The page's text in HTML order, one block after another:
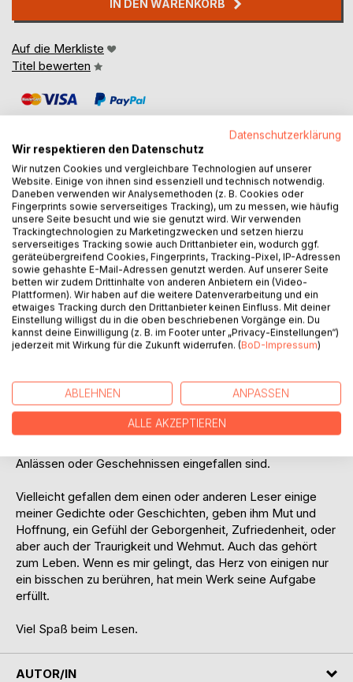
IN DEN WARENKORB
Auf die Merkliste
Titel bewerten
BESCHREIBUNG
Viele von uns haben sicherlich schon mal versucht, eine
kurze Geschichte aufzuschreiben oder zu dichten. Doch
solche Werke zu veröffentlichen ist nicht einfach. Dafür
muss schon eine Sammlung solcher Werke her, um damit
wenigstens ein dünnes Buch zu füllen.
Mit Hilfe eines einfachen Gedichts, wenn es gut und
kunstvoll verfasst ist, kann man seine Gefühle viel besser
und ergreifender ausdrücken, als mit tausend Worten. Bei
wenige Verse das Herz berühren, uns zum Nachdenken
und sogar zum Weinen bringen.
So habe auch ich versucht, ein wenig zu dichten und ein
Anlässen oder Geschehnissen eingefallen sind.
Vielleicht gefallen dem einen oder anderen Leser einige
meiner Gedichte oder Geschichten, geben ihm Mut und
Hoffnung, ein Gefühl der Geborgenheit, Zufriedenheit, oder
aber auch der Traurigkeit und Wehmut. Auch das gehört
zum Leben. Wenn es mir gelingt, das Herz von einigen nur
ein bisschen zu berühren, hat mein Werk seine Aufgabe
erfüllt.
Viel Spaß beim Lesen.
AUTOR/IN
Datenschutzerklärung
Wir respektieren den Datenschutz
Wir nutzen Cookies und vergleichbare Technologien auf unserer
Website. Einige von ihnen sind essenziell und technisch notwendig.
Daneben verwenden wir Analysemethoden (z. B. Cookies oder
Fingerprints sowie serverseitiges Tracking), um zu messen, wie häufig
unsere Seite besucht und wie sie genutzt wird. Wir verwenden
Trackingtechnologien zu Marketingzwecken und setzen hierzu
serverseitiges Tracking sowie auch Drittanbieter ein, wodurch ggf.
geräteübergreifend Cookies, Fingerprints, Tracking-Pixel, IP-Adressen
sowie gehashte E-Mail-Adressen genutzt werden. Auf unserer Seite
betten wir zudem Drittinhalte von anderen Anbietern ein (Video-
Plattformen). Wir haben auf die weitere Datenverarbeitung und ein
etwaiges Tracking durch den Drittanbieter keinen Einfluss. Mit deiner
Einstellung willigst du in die oben beschriebenen Vorgänge ein. Du
kannst deine Einwilligung (z. B. im Footer unter „Privacy-Einstellungen“)
jederzeit mit Wirkung für die Zukunft widerrufen. (BoD-Impressum)
ABLEHNEN ANPASSEN
ALLE AKZEPTIEREN